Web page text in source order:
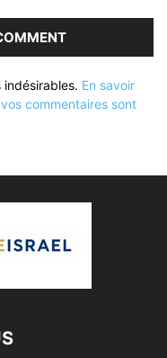
En savoir
commentaires sont